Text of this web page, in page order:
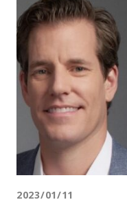
2023/01/11